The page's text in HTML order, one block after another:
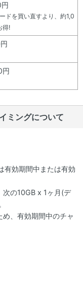
ドを買い直すより、約1,0
得!
円
ミングについて
有効期間中または有効
次の10GB x 1ヶ月(デ
、有効期間中のチャ